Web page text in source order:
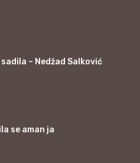
– Nedžad Salković
se aman ja